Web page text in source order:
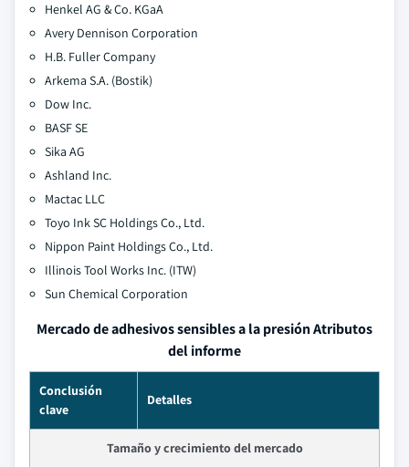
Henkel AG & Co. KGaA
Avery Dennison Corporation
H.B. Fuller Company
Arkema S.A. (Bostik)
Dow Inc.
BASF SE
Sika AG
Ashland Inc.
Mactac LLC
Toyo Ink SC Holdings Co., Ltd.
Nippon Paint Holdings Co., Ltd.
Illinois Tool Works Inc. (ITW)
Sun Chemical Corporation
Mercado de adhesivos sensibles a la presión Atributos
del informe
Conclusión
clave
Detalles
Tamaño y crecimiento del mercado